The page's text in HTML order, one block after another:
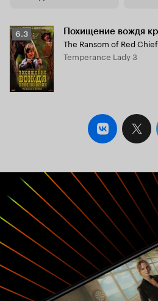
Рейтинг
Кинопоиска
6.3
6.3 Похищение вождя
The Ransom of Red Chief
Temperance Lady 3